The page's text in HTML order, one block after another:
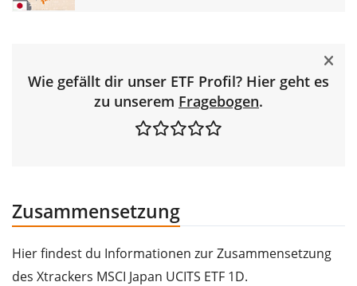
Wie gefällt dir unser ETF Profil? Hier geht es
zu unserem Fragebogen.
Zusammensetzung
Hier findest du Informationen zur Zusammensetzung
des Xtrackers MSCI Japan UCITS ETF 1D.